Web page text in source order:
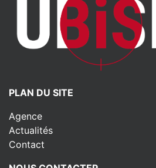
PLAN DU SITE
Agence
Actualités
Contact